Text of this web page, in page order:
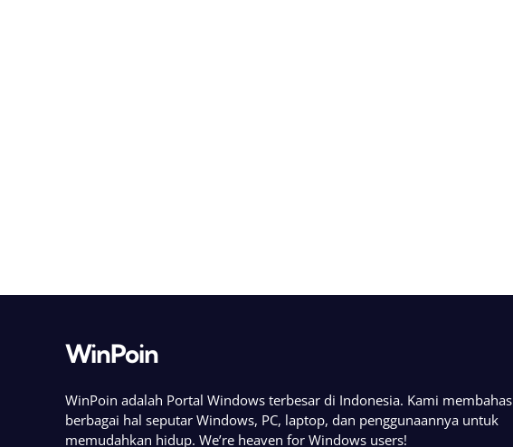
WinPoin
WinPoin adalah Portal Windows terbesar di Indonesia. Kami membahas
berbagai hal seputar Windows, PC, laptop, dan penggunaannya untuk
memudahkan hidup. We’re heaven for Windows users!